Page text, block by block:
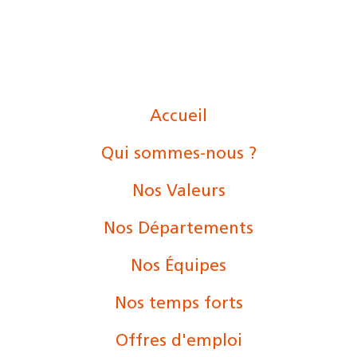
Accueil
Qui sommes-nous ?
Nos Valeurs
Nos Départements
Nos Équipes
Nos temps forts
Offres d'emploi